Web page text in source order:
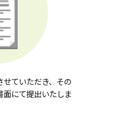
ていただき、その
にて提出いたしま